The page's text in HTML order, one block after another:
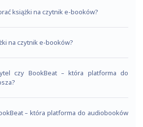
książki na czytnik e-booków?
na czytnik e-booków?
czy BookBeat – która platforma do
– która platforma do audiobooków